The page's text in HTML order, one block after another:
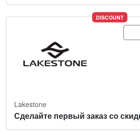
DISCOUNT
Lakestone
Сделайте первый заказ со